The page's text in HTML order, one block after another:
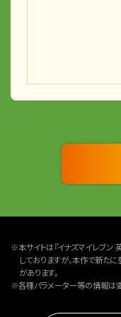
※本サイトは『イナズマイレブン
しておりますが、本作で新た
があります。
※各種パラメーター等の情報は